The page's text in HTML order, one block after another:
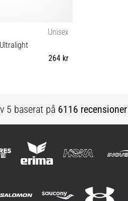
Unisex
264 kr
5 baserat på 6116 recensioner